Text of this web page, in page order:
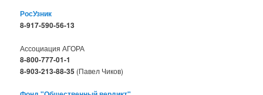
РосУзник
8-917-590-56-13
Ассоциация АГОРА
8-800-777-01-1
8-903-213-88-35 (Павел Чиков)